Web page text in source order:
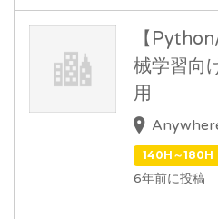
【
械学習向
用
140H～180H
6年前に投稿